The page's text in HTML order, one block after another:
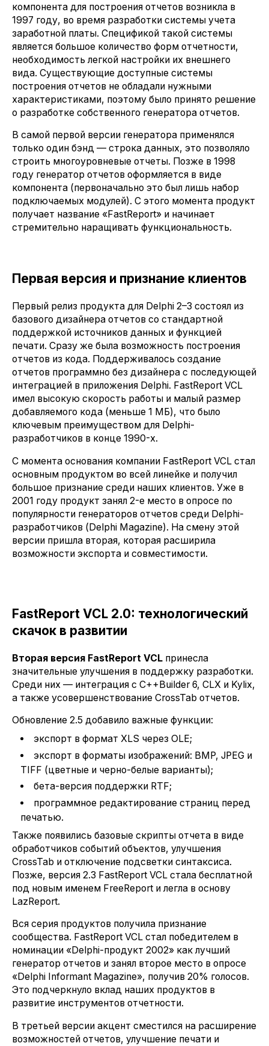
компонента для построения отчетов возникла в
1997 году, во время разработки системы учета
заработной платы. Спецификой такой системы
является большое количество форм отчетности,
необходимость легкой настройки их внешнего
вида. Существующие доступные системы
построения отчетов не обладали нужными
характеристиками, поэтому было принято решение
о разработке собственного генератора отчетов.
В самой первой версии генератора применялся
только один бэнд — строка данных, это позволяло
строить многоуровневые отчеты. Позже в 1998
году генератор отчетов оформляется в виде
компонента (первоначально это был лишь набор
подключаемых модулей). С этого момента продукт
получает название «FastReport» и начинает
стремительно наращивать функциональность.
Первая версия и признание клиентов
Первый релиз продукта для Delphi 2–3 состоял из
базового дизайнера отчетов со стандартной
поддержкой источников данных и функцией
печати. Сразу же была возможность построения
отчетов из кода. Поддерживалось создание
отчетов программно без дизайнера с последующей
интеграцией в приложения Delphi. FastReport VCL
имел высокую скорость работы и малый размер
добавляемого кода (меньше 1 МБ), что было
ключевым преимуществом для Delphi-
разработчиков в конце 1990-х.
С момента основания компании FastReport VCL стал
основным продуктом во всей линейке и получил
большое признание среди наших клиентов. Уже в
2001 году продукт занял 2-е место в опросе по
популярности генераторов отчетов среди Delphi-
разработчиков (Delphi Magazine). На смену этой
версии пришла вторая, которая расширила
возможности экспорта и совместимости.
FastReport VCL 2.0: технологический
скачок в развитии
Вторая версия FastReport VCL принесла
значительные улучшения в поддержку разработки.
Среди них — интеграция с C++Builder 6, CLX и Kylix,
а также усовершенствование CrossTab отчетов.
Обновление 2.5 добавило важные функции:
экспорт в формат XLS через OLE;
экспорт в форматы изображений: BMP, JPEG и
TIFF (цветные и черно-белые варианты);
бета-версия поддержки RTF;
программное редактирование страниц перед
печатью.
Также появились базовые скрипты отчета в виде
обработчиков событий объектов, улучшения
CrossTab и отключение подсветки синтаксиса.
Позже, версия 2.3 FastReport VCL стала бесплатной
под новым именем FreeReport и легла в основу
LazReport.
Вся серия продуктов получила признание
сообщества. FastReport VCL стал победителем в
номинации «Delphi-продукт 2002» как лучший
генератор отчетов и занял второе место в опросе
«Delphi Informant Magazine», получив 20% голосов.
Это подчеркнуло вклад наших продуктов в
развитие инструментов отчетности.
В третьей версии акцент сместился на расширение
возможностей отчетов, улучшение печати и